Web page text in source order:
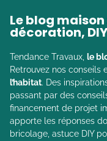
Le blog
décoration, DIY
Tendance Travaux, le
Retrouvez nos conseils
l’habitat. Des
passant par des
financement de projet
apporte les réponses
bricolage, astuce DIY